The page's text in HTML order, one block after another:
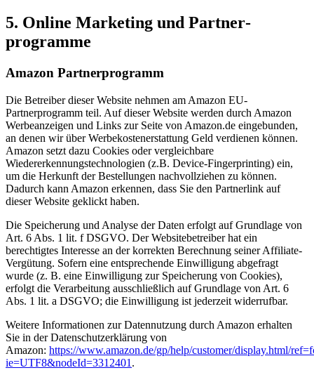
5. Online Marketing und Partner­
programme
Amazon Partner­programm
Die Betreiber dieser Website nehmen am Amazon EU-
Partnerprogramm teil. Auf dieser Website werden durch Amazon
Werbeanzeigen und Links zur Seite von Amazon.de eingebunden,
an denen wir über Werbekostenerstattung Geld verdienen können.
Amazon setzt dazu Cookies oder vergleichbare
Wiedererkennungstechnologien (z.B. Device-Fingerprinting) ein,
um die Herkunft der Bestellungen nachvollziehen zu können.
Dadurch kann Amazon erkennen, dass Sie den Partnerlink auf
dieser Website geklickt haben.
Die Speicherung und Analyse der Daten erfolgt auf Grundlage von
Art. 6 Abs. 1 lit. f DSGVO. Der Websitebetreiber hat ein
berechtigtes Interesse an der korrekten Berechnung seiner Affiliate-
Vergütung. Sofern eine entsprechende Einwilligung abgefragt
wurde (z. B. eine Einwilligung zur Speicherung von Cookies),
erfolgt die Verarbeitung ausschließlich auf Grundlage von Art. 6
Abs. 1 lit. a DSGVO; die Einwilligung ist jederzeit widerrufbar.
Weitere Informationen zur Datennutzung durch Amazon erhalten
Sie in der Datenschutzerklärung von
Amazon: https://www.amazon.de/gp/help/customer/display.html/
ie=UTF8&nodeId=3312401 .